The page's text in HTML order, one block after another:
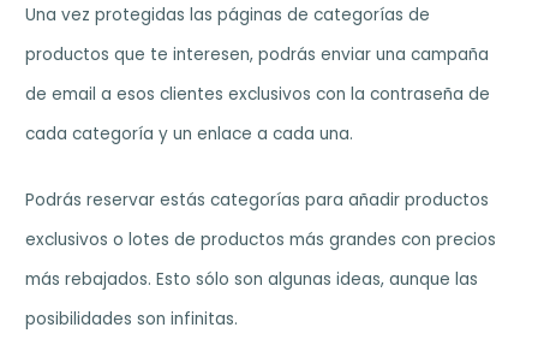
Una vez protegidas las páginas de categorías de
productos que te interesen, podrás enviar una campaña
de email a esos clientes exclusivos con la contraseña de
cada categoría y un enlace a cada una.
Podrás reservar estás categorías para añadir productos
exclusivos o lotes de productos más grandes con precios
más rebajados. Esto sólo son algunas ideas, aunque las
posibilidades son infinitas.